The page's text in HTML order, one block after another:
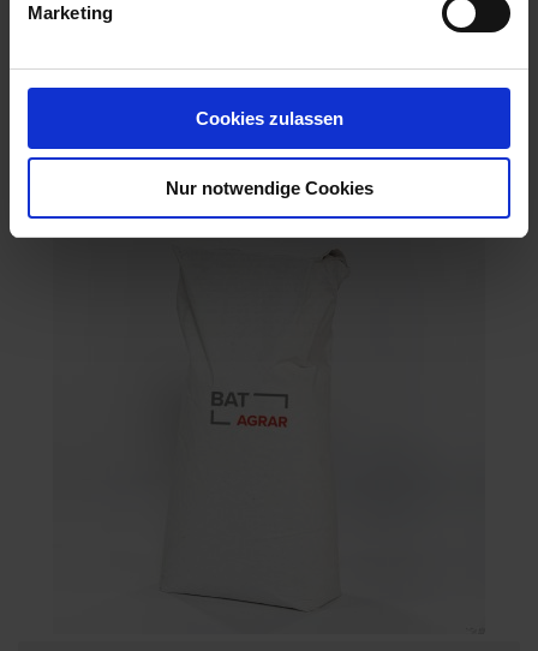
Marketing
Cookies zulassen
Nur notwendige Cookies
BAT Pro R 6566 TS o.P.
Artikel-Nr.: 22306-02